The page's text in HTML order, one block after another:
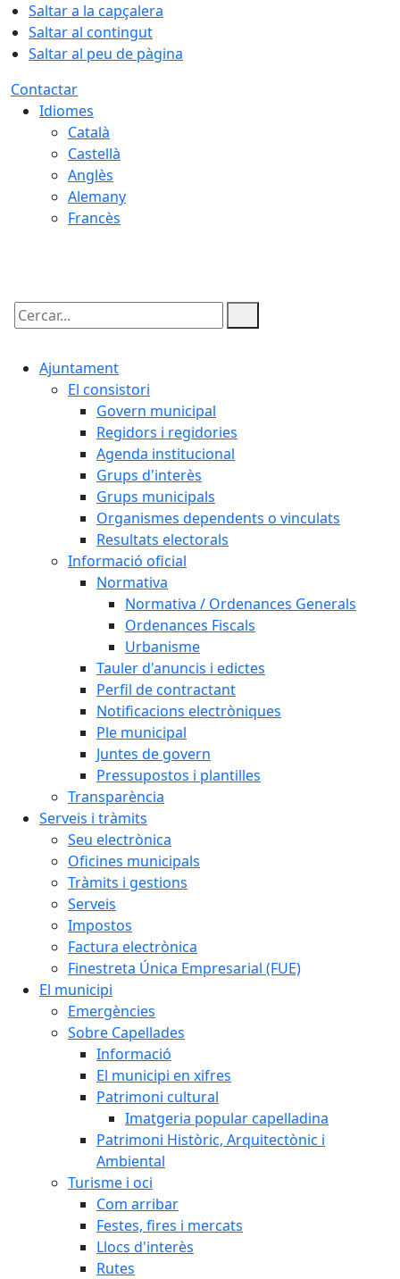
Saltar a la capçalera
Saltar al contingut
Saltar al peu de pàgina
Contactar
Idiomes
Català
Castellà
Anglès
Alemany
Francès
Cercar:
Ajuntament
El consistori
Govern municipal
Regidors i regidories
Agenda institucional
Grups d'interès
Grups municipals
Organismes dependents o vinculats
Resultats electorals
Informació oficial
Normativa
Normativa / Ordenances Generals
Ordenances Fiscals
Urbanisme
Tauler d'anuncis i edictes
Perfil de contractant
Notificacions electròniques
Ple municipal
Juntes de govern
Pressupostos i plantilles
Transparència
Serveis i tràmits
Seu electrònica
Oficines municipals
Tràmits i gestions
Serveis
Impostos
Factura electrònica
Finestreta Única Empresarial (FUE)
El municipi
Emergències
Sobre Capellades
Informació
El municipi en xifres
Patrimoni cultural
Imatgeria popular capelladina
Patrimoni Històric, Arquitectònic i
Ambiental
Turisme i oci
Com arribar
Festes, fires i mercats
Llocs d'interès
Rutes